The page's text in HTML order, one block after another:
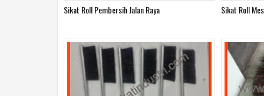
Sikat Roll Pembersih Jalan Raya Sikat Roll